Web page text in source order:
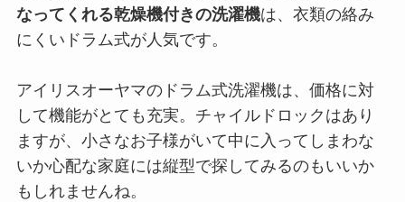
なってくれる乾燥機付きの洗濯機は、衣類の絡み
にくいドラム式が人気です。
アイリスオーヤマのドラム式洗濯機は、価格に対
して機能がとても充実。チャイルドロックはあり
ますが、小さなお子様がいて中に入ってしまわな
いか心配な家庭には縦型で探してみるのもいいか
もしれませんね。